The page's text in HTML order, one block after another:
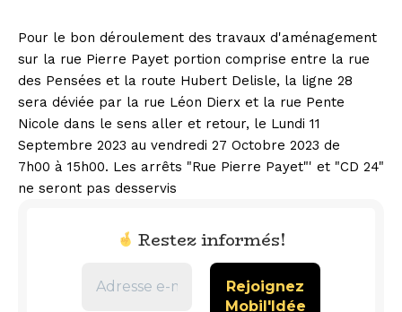
Pour le bon déroulement des travaux d'aménagement
sur la rue Pierre Payet portion comprise entre la rue
des Pensées et la route Hubert Delisle, la ligne 28
sera déviée par la rue Léon Dierx et la rue Pente
Nicole dans le sens aller et retour, le Lundi 11
Septembre 2023 au vendredi 27 Octobre 2023 de
7h00 à 15h00. Les arrêts "Rue Pierre Payet"' et "CD 24"
ne seront pas desservis
Restez informés!